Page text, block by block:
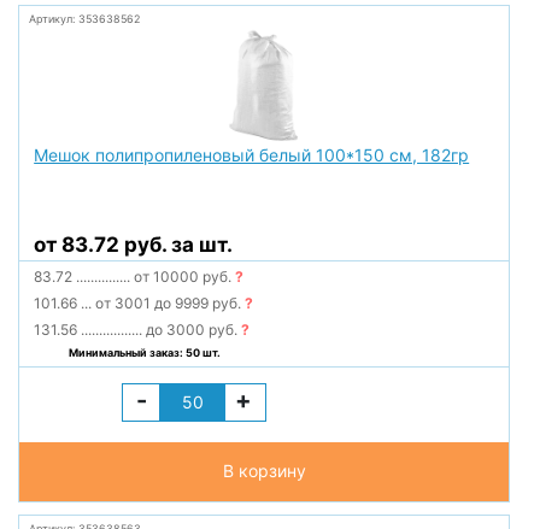
Артикул: 353638562
Мешок полипропиленовый белый 100*150 см, 182гр
от 83.72 руб. за шт.
83.72 ............... от 10000 руб.?
101.66 ... от 3001 до 9999 руб.?
131.56 ................. до 3000 руб.?
Минимальный заказ: 50 шт.
- +
В корзину